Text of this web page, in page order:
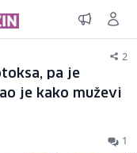
2
pa je
je kako muževi
1